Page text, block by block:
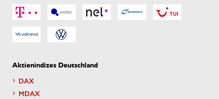
Aktienindizes Deutschland
DAX
MDAX